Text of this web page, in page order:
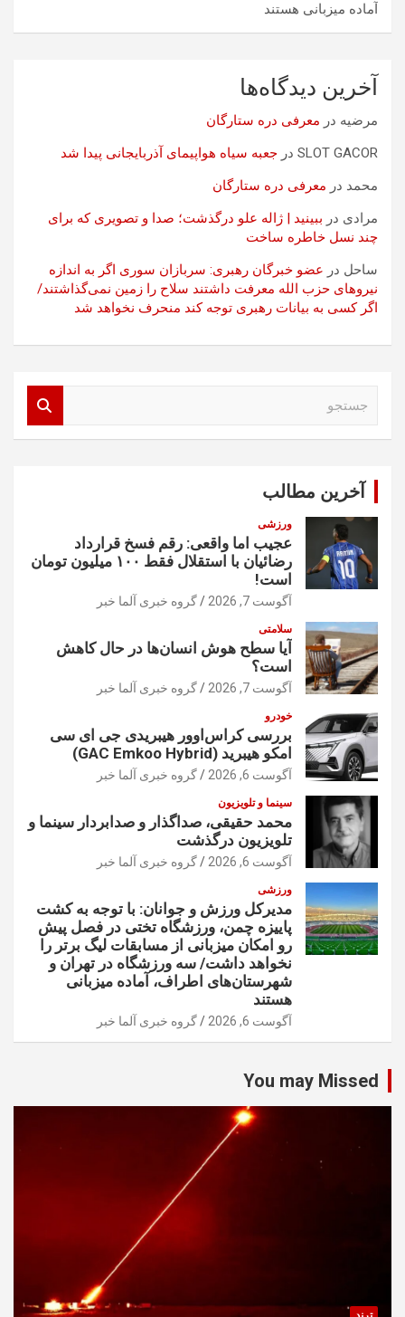
آماده میزبانی هستند
آخرین دیدگاه‌ها
مرضیه در معرفی دره ستارگان
SLOT GACOR در جعبه سیاه هواپیمای آذربایجانی پیدا شد
محمد در معرفی دره ستارگان
مرادی در ببینید | ژاله علو درگذشت؛ صدا و تصویری که برای
چند نسل خاطره ساخت
ساحل در عضو خبرگان رهبری: سربازان سوری اگر به اندازه
نیروهای حزب الله معرفت داشتند سلاح را زمین نمی‌گذاشتند/
اگر کسی به بیانات رهبری توجه کند منحرف نخواهد شد
آخرین مطالب
ورزشی
عجیب اما واقعی: رقم فسخ قرارداد
رضائیان با استقلال فقط ۱۰۰ میلیون تومان
است!
آگوست 7, 2026 گروه خبری آلما خبر
سلامتی
آیا سطح هوش انسان‌ها در حال کاهش
است؟
آگوست 7, 2026 گروه خبری آلما خبر
خودرو
بررسی کراس‌اوور هیبریدی جی ای سی
امکو هیبرید (GAC Emkoo Hybrid)
آگوست 6, 2026 گروه خبری آلما خبر
سینما و تلویزیون
محمد حقیقی، صداگذار و صدابردار سینما و
تلویزیون درگذشت
آگوست 6, 2026 گروه خبری آلما خبر
ورزشی
مدیرکل ورزش و جوانان: با توجه به کشت
پاییزه چمن، ورزشگاه تختی در فصل پیش
رو امکان میزبانی از مسابقات لیگ برتر را
نخواهد داشت/ سه ورزشگاه در تهران و
شهرستان‌های اطراف، آماده میزبانی
هستند
آگوست 6, 2026 گروه خبری آلما خبر
You may Missed